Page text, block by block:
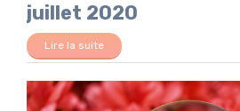
juillet 2020
Lire la suite